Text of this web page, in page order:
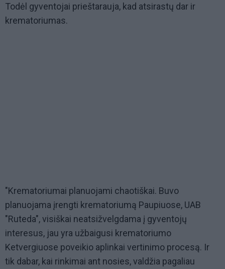
Todėl gyventojai prieštarauja, kad atsirastų dar ir
krematoriumas.
"Krematoriumai planuojami chaotiškai. Buvo
planuojama įrengti krematoriumą Paupiuose, UAB
"Ruteda", visiškai neatsižvelgdama į gyventojų
interesus, jau yra užbaigusi krematoriumo
Ketvergiuose poveikio aplinkai vertinimo procesą. Ir
tik dabar, kai rinkimai ant nosies, valdžia pagaliau